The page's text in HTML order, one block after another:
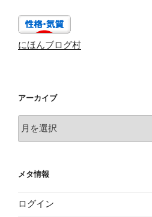
にほんブログ村
アーカイブ
ー
ブ
メタ情報
ログイン